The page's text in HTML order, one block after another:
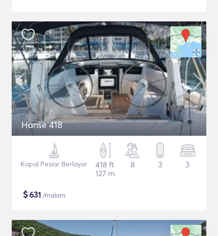
Hanse 418
Kapal Pesiar Berlayar
418 ft
127 m
8 3 3
$631 /malam